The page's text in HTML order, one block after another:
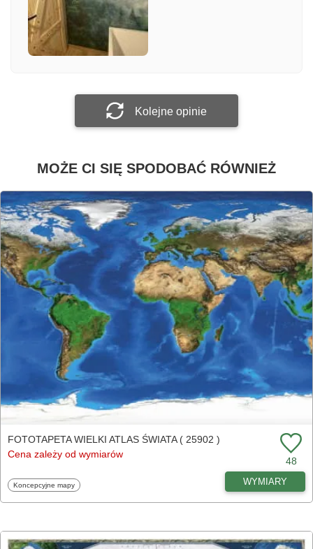
Załącz zdjęcie
Kolejne opinie
MOŻE CI SIĘ SPODOBAĆ RÓWNIEŻ
FOTOTAPETA WIELKI ATLAS ŚWIATA ( 25902 )
Cena zależy od wymiarów
48
Fototapety
Koncepcyjne mapy WYMIARY